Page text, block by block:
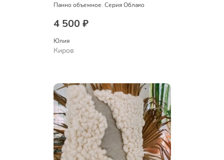
Панно объемное. Серия Облако
4 500 ₽
Юлия
Киров